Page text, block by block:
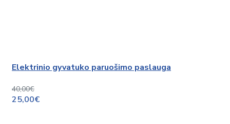
Elektrinio gyvatuko paruošimo paslauga
40,00€
25,00€